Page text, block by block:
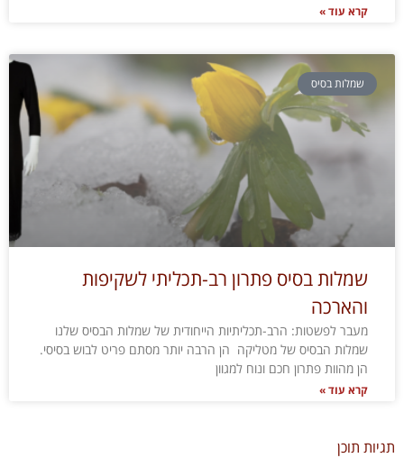
קרא עוד »
שמלות בסיס
שמלות בסיס פתרון רב-תכליתי לשקיפות
והארכה
מעבר לפשטות: הרב-תכליתיות הייחודית של שמלות הבסיס שלנו
שמלות הבסיס של מטליקה הן הרבה יותר מסתם פריט לבוש בסיסי.
הן מהוות פתרון חכם ונוח למגוון
קרא עוד »
תגיות תוכן